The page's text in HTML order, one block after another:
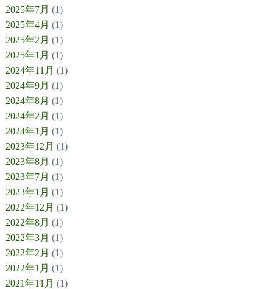
2025年7月 (1)
2025年4月 (1)
2025年2月 (1)
2025年1月 (1)
2024年11月 (1)
2024年9月 (1)
2024年8月 (1)
2024年2月 (1)
2024年1月 (1)
2023年12月 (1)
2023年8月 (1)
2023年7月 (1)
2023年1月 (1)
2022年12月 (1)
2022年8月 (1)
2022年3月 (1)
2022年2月 (1)
2022年1月 (1)
2021年11月 (1)